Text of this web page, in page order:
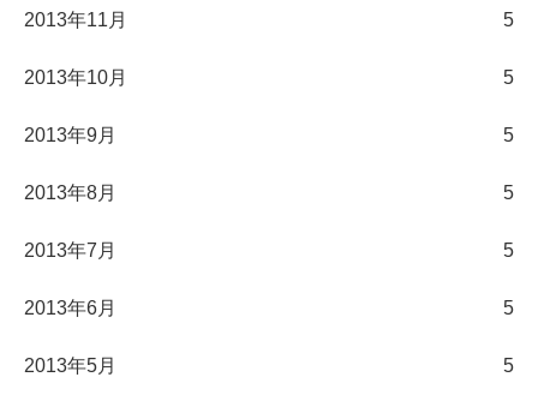
2013年11月 5
2013年10月 5
2013年9月 5
2013年8月 5
2013年7月 5
2013年6月 5
2013年5月 5